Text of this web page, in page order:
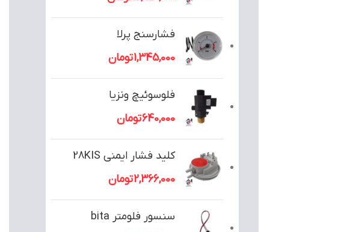
فشارسنج پرلا
1,345,000تومان
فلوسوئیچ ونزیا
640,000تومان
کلید فشار ایمنی 28KIS
2,366,000تومان
سنسور فلومتر bita